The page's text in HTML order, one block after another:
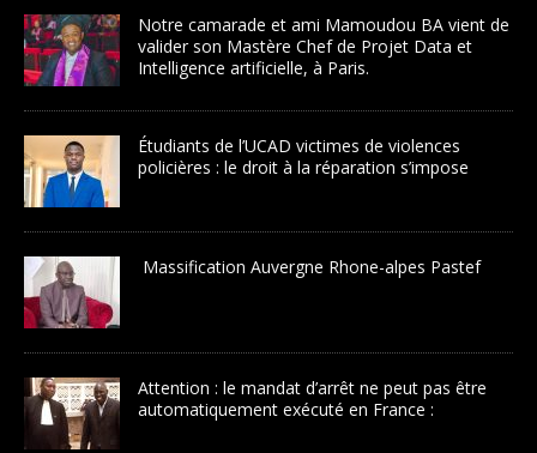
Notre camarade et ami Mamoudou BA vient de
valider son Mastère Chef de Projet Data et
Intelligence artificielle, à Paris.
Étudiants de l’UCAD victimes de violences
policières : le droit à la réparation s’impose
Massification Auvergne Rhone-alpes Pastef
Attention : le mandat d’arrêt ne peut pas être
automatiquement exécuté en France :